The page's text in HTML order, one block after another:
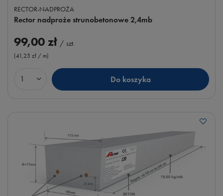
RECTOR-NADPROŻA
Rector nadproże strunobetonowe 2,4mb
99,00 zł / szt.
(41,25 zł / m)
Ilość produktów Do koszyka